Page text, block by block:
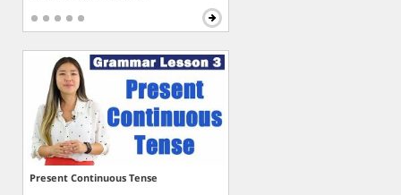
Present Continuous Tense